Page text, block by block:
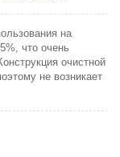
на
что очень
очистной
не возникает